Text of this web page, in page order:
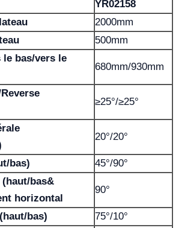
YR02158
2000mm
500mm
le bas/vers le
680mm/930mm
≥25°/≥25°
20°/20°
bas)
45°/90°
(haut/bas&
horizontal
90°
bas)
75°/10°